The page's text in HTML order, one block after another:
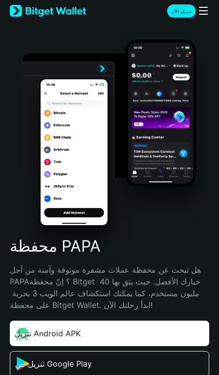
English
日本語
Türkçe
Português (Portugal)
Bahasa Indonesia
Português (Brasil)
Español (Argentina)
تنزيل الآن
محفظة PAPA
هل تبحث عن محفظة عملات مشفرة موثوقة وآمنة من أجل
PAPA؟ إنّ محفظة Bitget خيارك الأفضل. حيث يثق بها 40
على محفظة Bitget Wallet. ابدأ رحلتك الآن!
تنزيل Android APK
تنزيل من Google Play